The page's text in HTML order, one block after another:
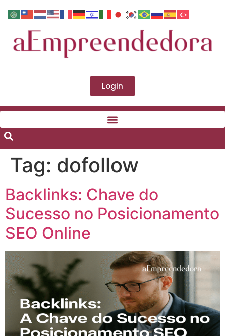
Login
Tag: dofollow
Backlinks: Chave do
Sucesso no Posicionamento
SEO Online